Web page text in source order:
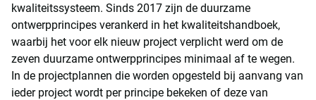
kwaliteitssysteem. Sinds 2017 zijn de duurzame
ontwerpprincipes verankerd in het kwaliteitshandboek,
waarbij het voor elk nieuw project verplicht werd om de
zeven duurzame ontwerpprincipes minimaal af te wegen.
In de projectplannen die worden opgesteld bij aanvang van
ieder project wordt per principe bekeken of deze van